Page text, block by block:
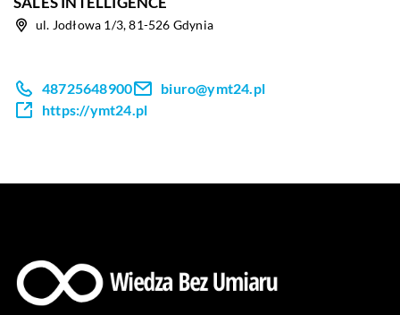
ul. Jodłowa 1/3, 81-526 Gdynia
48725648900
biuro@ymt24.pl
https://ymt24.pl